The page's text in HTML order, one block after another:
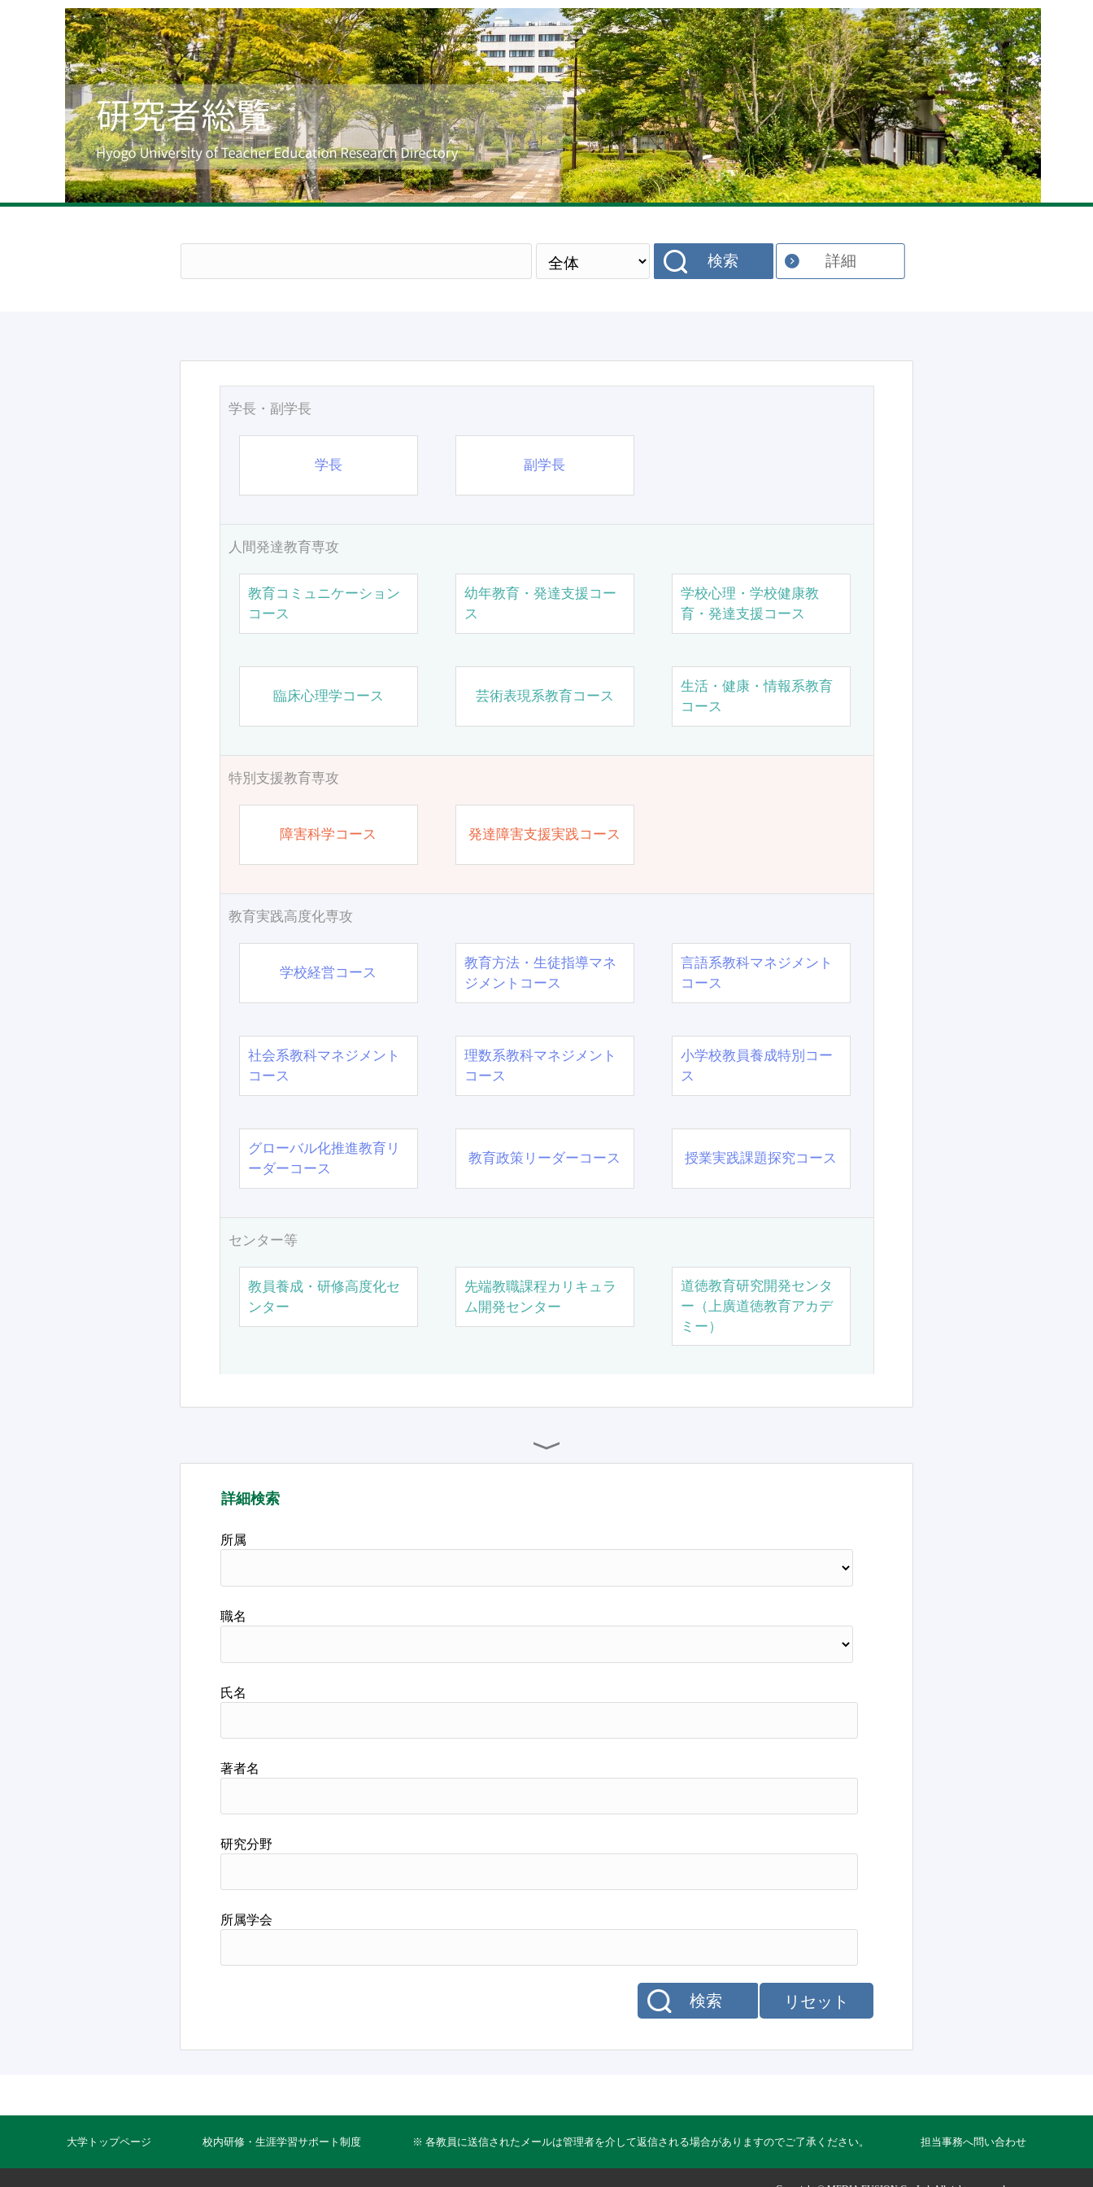
English
検索 詳細
学長・副学長
学長 副学長
人間発達教育専攻
教育コミュニケーション
コース
幼年教育・発達支援コー
ス
学校心理・学校健康教
育・発達支援コース
臨床心理学コース 芸術表現系教育コース
生活・健康・情報系教育
コース
特別支援教育専攻
障害科学コース 発達障害支援実践コース
教育実践高度化専攻
学校経営コース
教育方法・生徒指導マネ
ジメントコース
言語系教科マネジメント
コース
社会系教科マネジメント
コース
理数系教科マネジメント
コース
小学校教員養成特別コー
ス
グローバル化推進教育リ
ーダーコース
教育政策リーダーコース 授業実践課題探究コース
センター等
教員養成・研修高度化セ
ンター
先端教職課程カリキュラ
ム開発センター
道徳教育研究開発センタ
ー（上廣道徳教育アカデ
ミー）
詳細検索
所属
職名
氏名
著者名
研究分野
所属学会
リセット
検索
大学トップページ 校内研修・生涯学習サポート制度 ※ 各教員に送信されたメールは管理者を介して返信される場合がありますのでご了承ください。 担当事務へ問い合わせ